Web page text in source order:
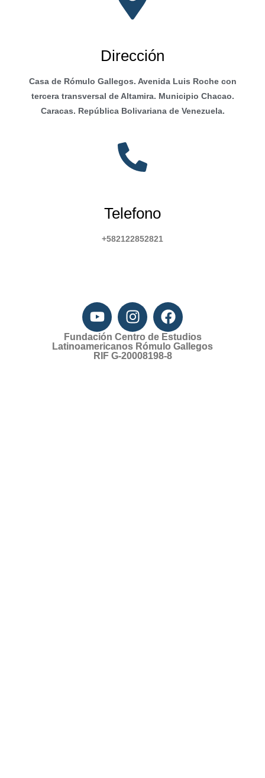
Dirección
Casa de Rómulo Gallegos. Avenida Luis Roche con
tercera transversal de Altamira. Municipio Chacao.
Caracas. República Bolivariana de Venezuela.
Telefono
+582122852821
Fundación Centro de Estudios
Latinoamericanos Rómulo Gallegos
RIF G-20008198-8